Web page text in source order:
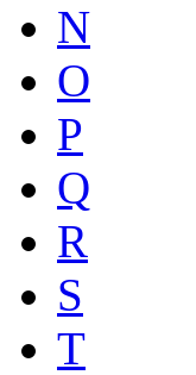
N
O
P
Q
R
S
T